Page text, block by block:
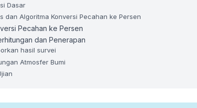
Dasar
dan Algoritma Konversi Pecahan ke Persen
Pecahan ke Persen
dan Penerapan
hasil survei
Atmosfer Bumi